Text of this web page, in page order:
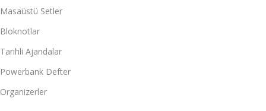
Masaüstü Setler
Bloknotlar
Tarihli Ajandalar
Powerbank Defter
Organizerler